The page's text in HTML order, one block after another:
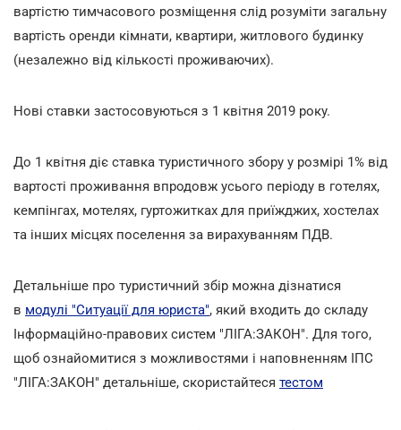
вартістю тимчасового розміщення слід розуміти загальну
вартість оренди кімнати, квартири, житлового будинку
(незалежно від кількості проживаючих).
Нові ставки застосовуються з 1 квітня 2019 року.
До 1 квітня діє ставка туристичного збору у розмірі 1% від
вартості проживання впродовж усього періоду в готелях,
кемпінгах, мотелях, гуртожитках для приїжджих, хостелах
та інших місцях поселення за вирахуванням ПДВ.
Детальніше про туристичний збір можна дізнатися
в модулі "Ситуації для юриста", який входить до складу
Інформаційно-правових систем "ЛІГА:ЗАКОН". Для того,
щоб ознайомитися з можливостями і наповненням ІПС
"ЛІГА:ЗАКОН" детальніше, скористайтеся тестом